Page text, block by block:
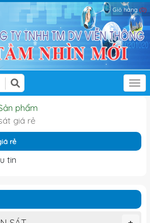
Giỏ hàng (0)
phẩm
giá rẻ
rẻ
tin